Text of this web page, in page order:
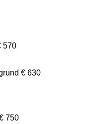
570
€ 630
750